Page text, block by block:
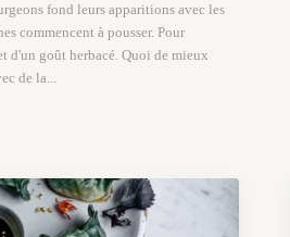
fond leurs apparitions avec les
commencent à pousser. Pour
d'un goût herbacé. Quoi de mieux
de la...